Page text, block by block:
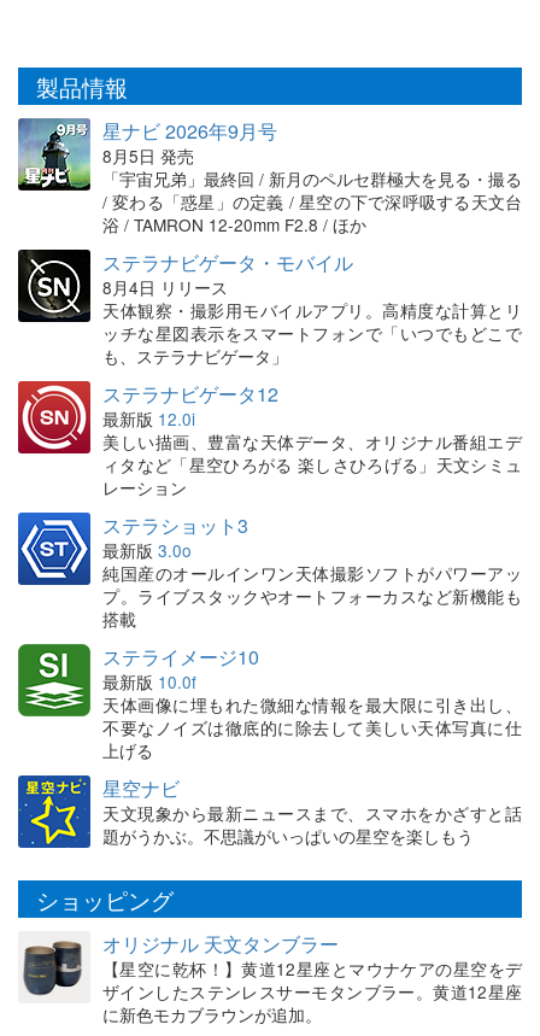
製品情報
星ナビ 2026年9月号
8月5日 発売
「宇宙兄弟」最終回 / 新月のペルセ群極大を見る・撮る
/ 変わる「惑星」の定義 / 星空の下で深呼吸する天文台
浴 / TAMRON 12-20mm F2.8 / ほか
ステラナビゲータ・モバイル
8月4日 リリース
天体観察・撮影用モバイルアプリ。高精度な計算とリ
ッチな星図表示をスマートフォンで「いつでもどこで
も、ステラナビゲータ」
ステラナビゲータ12
最新版 12.0i
美しい描画、豊富な天体データ、オリジナル番組エデ
ィタなど「星空ひろがる 楽しさひろげる」天文シミュ
レーション
ステラショット3
最新版 3.0o
純国産のオールインワン天体撮影ソフトがパワーアッ
プ。ライブスタックやオートフォーカスなど新機能も
搭載
ステライメージ10
最新版 10.0f
天体画像に埋もれた微細な情報を最大限に引き出し、
不要なノイズは徹底的に除去して美しい天体写真に仕
上げる
星空ナビ
天文現象から最新ニュースまで、スマホをかざすと話
題がうかぶ。不思議がいっぱいの星空を楽しもう
ショッピング
オリジナル 天文タンブラー
【星空に乾杯！】黄道12星座とマウナケアの星空をデ
ザインしたステンレスサーモタンブラー。黄道12星座
に新色モカブラウンが追加。